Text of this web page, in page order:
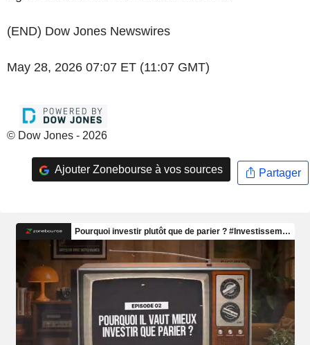
(END) Dow Jones Newswires
May 28, 2026 07:07 ET (11:07 GMT)
© Dow Jones - 2026
Ajouter Zonebourse à vos sources Partager